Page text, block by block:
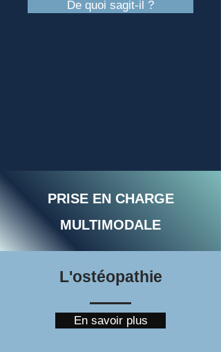
De quoi sagit-il ?
PRISE EN CHARGE
MULTIMODALE
L'ostéopathie
En savoir plus